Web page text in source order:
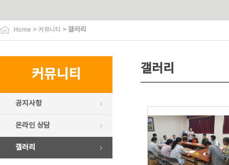
특수교육대상자
협력기관
Home > 커뮤니티 >갤러리
커뮤니티
공지사항
온라인 상담
갤러리
갤러리